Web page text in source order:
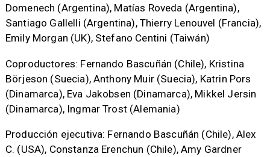
Domenech (Argentina), Matías Roveda (Argentina),
Santiago Gallelli (Argentina), Thierry Lenouvel (Francia),
Emily Morgan (UK), Stefano Centini (Taiwán)
Coproductores: Fernando Bascuñán (Chile), Kristina
Börjeson (Suecia), Anthony Muir (Suecia), Katrin Pors
(Dinamarca), Eva Jakobsen (Dinamarca), Mikkel Jersin
(Dinamarca), Ingmar Trost (Alemania)
Producción ejecutiva: Fernando Bascuñán (Chile), Alex
C. (USA), Constanza Erenchun (Chile), Amy Gardner